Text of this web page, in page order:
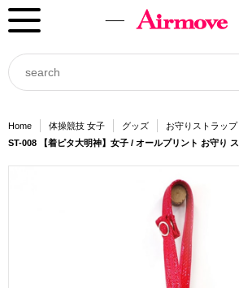
Home 体操競技 女子 グッズ
お守りストラップ
ST-008 【着ピタ大明神】女子 / オールプリント お守り